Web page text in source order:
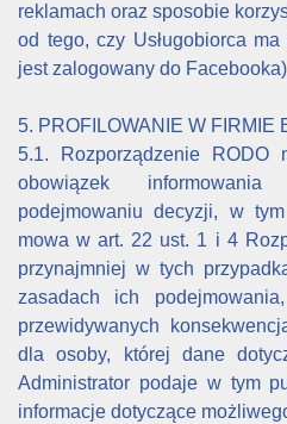
reklamach oraz sposobie
od tego, czy Usługobiorca
jest zalogowany do
5. PROFILOWANIE W FIRMIE
5.1. Rozporządzenie RODO
obowiązek
podejmowaniu decyzji, w
mowa w art. 22 ust. 1 i 4
przynajmniej w tych
zasadach ich
przewidywanych
dla osoby, której dane
Administrator podaje w tym
informacje dotyczące